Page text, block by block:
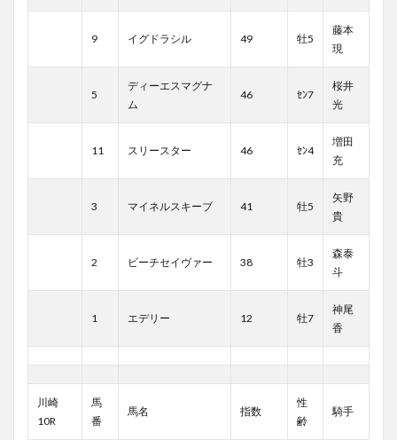
9 イグドラシル 49 牡5
藤本
現
5
ディーエスマグナ
ム
46 ｾﾝ7
桜井
光
11 スリースター 46 ｾﾝ4
増田
充
3 マイネルスキーブ 41 牡5
矢野
貴
2 ビーチセイヴァー 38 牡3
森泰
斗
1 エデリー 12 牡7
神尾
香
川崎
10R
馬
番
馬名 指数
性
齢
騎手